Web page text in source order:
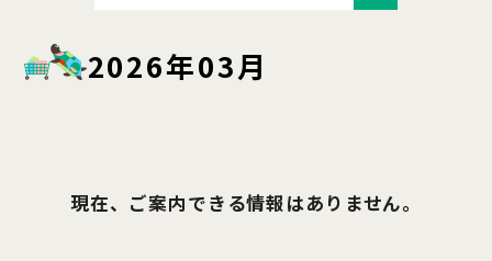
2026年03月
現在、ご案内できる情報はありません。